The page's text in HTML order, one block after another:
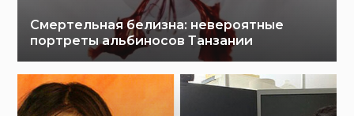
Смертельная белизна: невероятные
портреты альбиносов Танзании